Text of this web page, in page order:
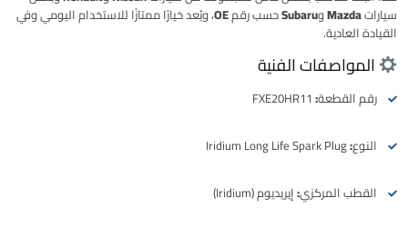
سيارات Mazda وSubaru حسب رقم OE
، ويُعد خيارًا ممتازًا للاستخدام اليومي وفي
القيادة العادية.
المواصفات الفنية
رقم القطعة:
النوع:
القطب المركزي:إيريديوم (Iridium)